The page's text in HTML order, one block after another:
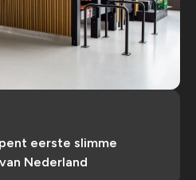
eerste slimme
Nederland